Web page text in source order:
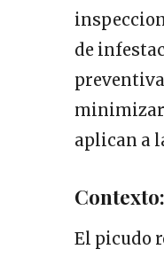
de
minimizar
aplican a
El picudo